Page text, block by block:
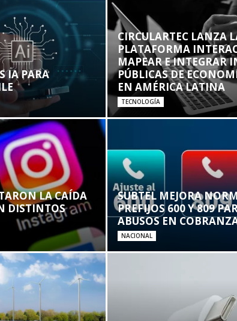
IA PARA
CIRCULARTEC LANZA
PLATAFORMA
MAPEAR E INTEGRAR
PÚBLICAS DE
EN AMÉRICA LATINA
TECNOLOGÍA
LA CAÍDA
DISTINTOS
SUBTEL MEJORA
PREFIJOS 600 Y 809
ABUSOS EN
NACIONAL